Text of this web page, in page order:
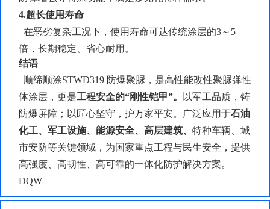
4.超长使用寿命
在恶劣复杂工况下，使用寿命可达传统涂层的3～5
倍，长期稳定、省心耐用。
结语
顺缔顺涂STWD319 防爆聚脲，是高性能改性聚脲弹性
体涂层，更是工程安全的“刚性铠甲”。
以军工品质，铸
防爆屏障；以匠心坚守，护万家平安。广泛应用于石油
化工、军工设施、能源安全、高层建筑、 特种车辆、城
市安防等关键领域，为国家重点工程与民生安全，提供
高强度、高韧性、高可靠的一体化防护解决方案。
DQW